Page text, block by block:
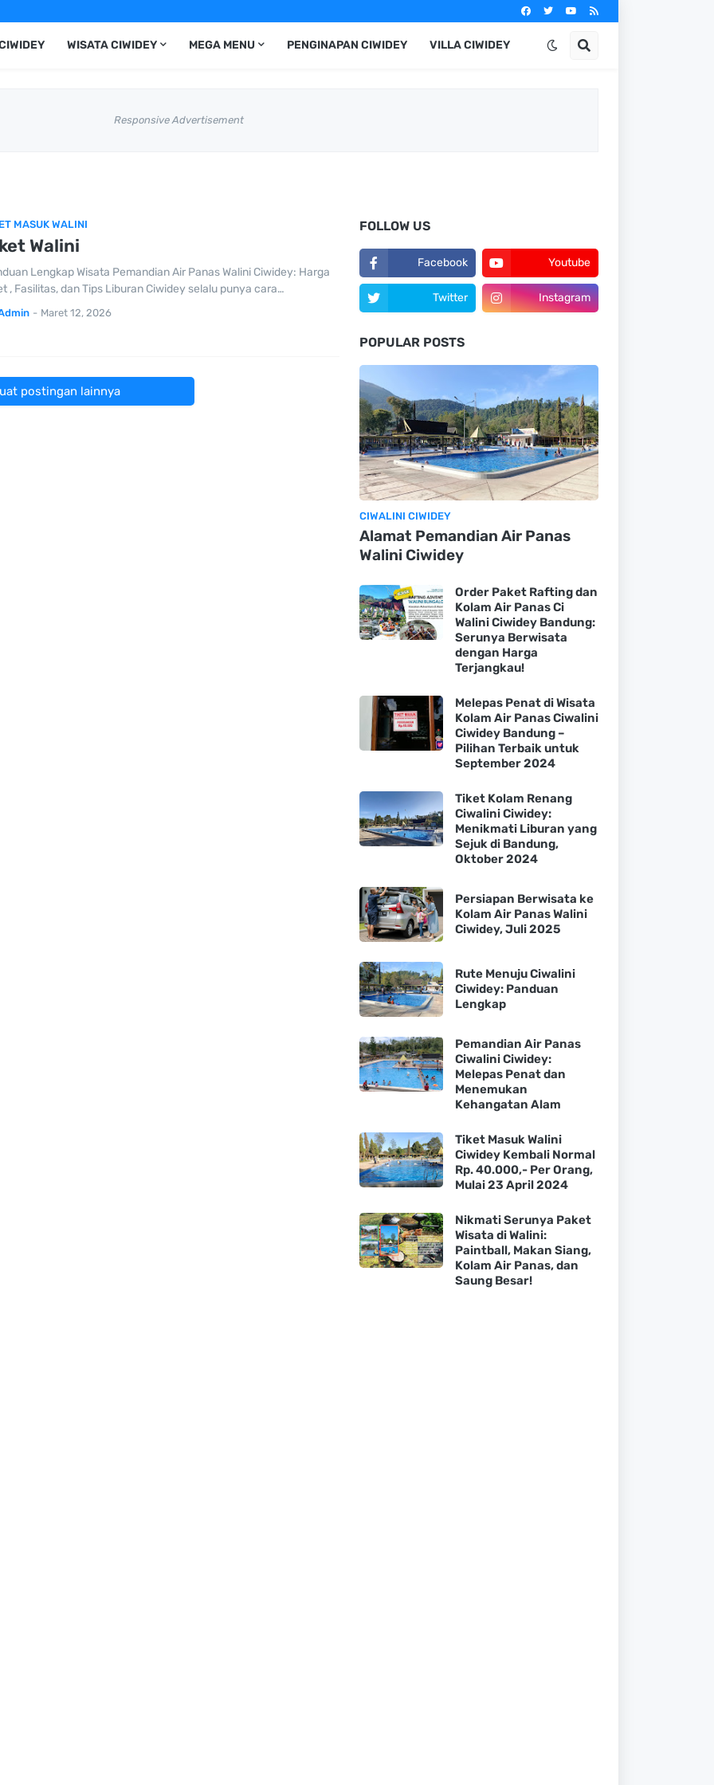
WISATA CIWIDEY MEGA MENU PENGINAPAN CIWIDEY VILLA CIWIDEY
Responsive Advertisement
MASUK WALINI
Walini
Lengkap Wisata Pemandian Air Panas Walini Ciwidey: Harga
, Fasilitas, dan Tips Liburan Ciwidey selalu punya cara…
- Maret 12, 2026
postingan lainnya
FOLLOW US
Facebook Youtube
Twitter Instagram
POPULAR POSTS
CIWALINI CIWIDEY
Alamat Pemandian Air Panas
Walini Ciwidey
Order Paket Rafting dan
Kolam Air Panas Ci
Walini Ciwidey Bandung:
Serunya Berwisata
dengan Harga
Terjangkau!
Melepas Penat di Wisata
Kolam Air Panas Ciwalini
Ciwidey Bandung –
Pilihan Terbaik untuk
September 2024
Tiket Kolam Renang
Ciwalini Ciwidey:
Menikmati Liburan yang
Sejuk di Bandung,
Oktober 2024
Persiapan Berwisata ke
Kolam Air Panas Walini
Ciwidey, Juli 2025
Rute Menuju Ciwalini
Ciwidey: Panduan
Lengkap
Pemandian Air Panas
Ciwalini Ciwidey:
Melepas Penat dan
Menemukan
Kehangatan Alam
Tiket Masuk Walini
Ciwidey Kembali Normal
Rp. 40.000,- Per Orang,
Mulai 23 April 2024
Nikmati Serunya Paket
Wisata di Walini:
Paintball, Makan Siang,
Kolam Air Panas, dan
Saung Besar!